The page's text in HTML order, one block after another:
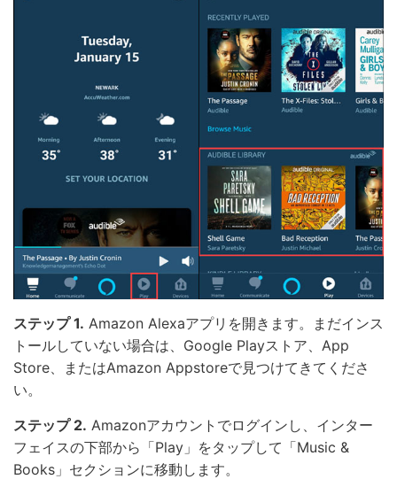
ステップ 1. Amazon Alexaアプリを開きます。まだインス
トールしていない場合は、Google Playストア、App
Store、またはAmazon Appstoreで見つけてきてくださ
い。
ステップ 2. Amazonアカウントでログインし、インター
フェイスの下部から「Play」をタップして「Music &
Books」セクションに移動します。